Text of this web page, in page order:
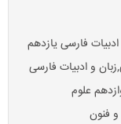
فارسی یازدهم
و ادبیات فارسی
علوم
فنون